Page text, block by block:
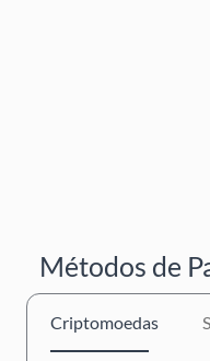
Métodos de
Criptomoedas